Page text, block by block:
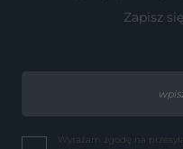
Zapisz
Wyrażam zgodę na